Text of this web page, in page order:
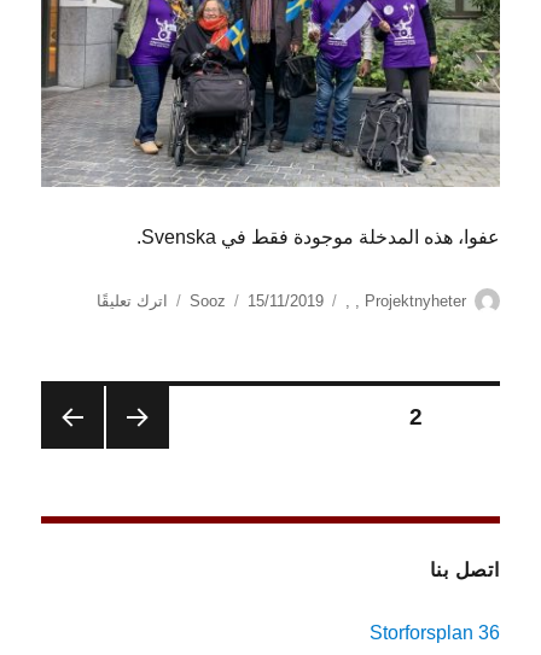
عفوا، هذه المدخلة موجودة فقط في Svenska.
الكاتب Sooz
نُشرت 15/11/2019
التصنيفات , , Projektnyheter اترك تعليقًا
Network
on
(ENIL)
المقالات
ة
الصفحة2
اتصل بنا
Storforsplan 36